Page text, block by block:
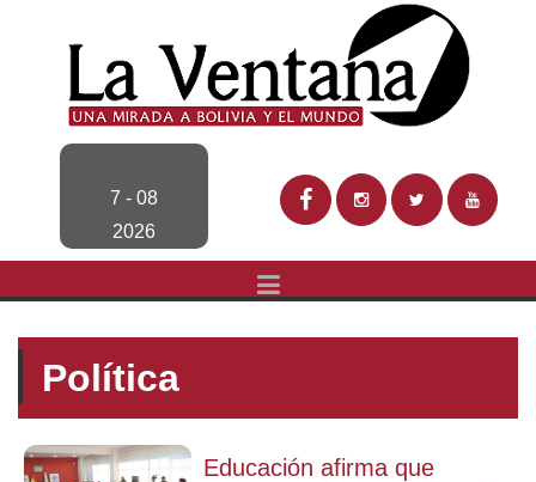
7 - 08
2026
Política
Educación afirma que